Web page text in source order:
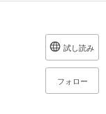
試し読み
フォロー